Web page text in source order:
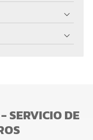
SERVICIO DE